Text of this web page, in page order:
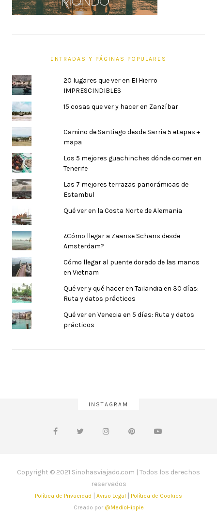
ENTRADAS Y PÁGINAS POPULARES
20 lugares que ver en El Hierro
IMPRESCINDIBLES
15 cosas que ver y hacer en Zanzíbar
Camino de Santiago desde Sarria 5 etapas +
mapa
Los 5 mejores guachinches dónde comer en
Tenerife
Las 7 mejores terrazas panorámicas de
Estambul
Qué ver en la Costa Norte de Alemania
¿Cómo llegar a Zaanse Schans desde
Amsterdam?
Cómo llegar al puente dorado de las manos
en Vietnam
Qué ver y qué hacer en Tailandia en 30 días:
Ruta y datos prácticos
Qué ver en Venecia en 5 días: Ruta y datos
prácticos
INSTAGRAM
Copyright © 2021 Sinohasviajado.com | Todos los derechos
reservados
Política de Privacidad | Aviso Legal | Política de Cookies
Creado por @MedioHippie